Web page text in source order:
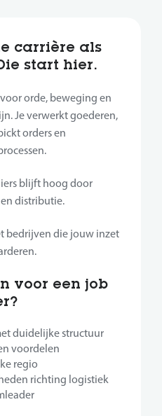
carrière als
start hier.
orde, beweging en
Je verwerkt goederen,
orders en
blijft hoog door
distributie.
bedrijven die jouw inzet
voor een job
duidelijke structuur
voordelen
regio
richting logistiek